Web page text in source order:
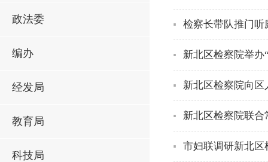
政法委
编办
经发局
教育局
科技局
检察长带队推门
新北区检察院举
新北区检察院向
新北区检察院联
市妇联调研新北